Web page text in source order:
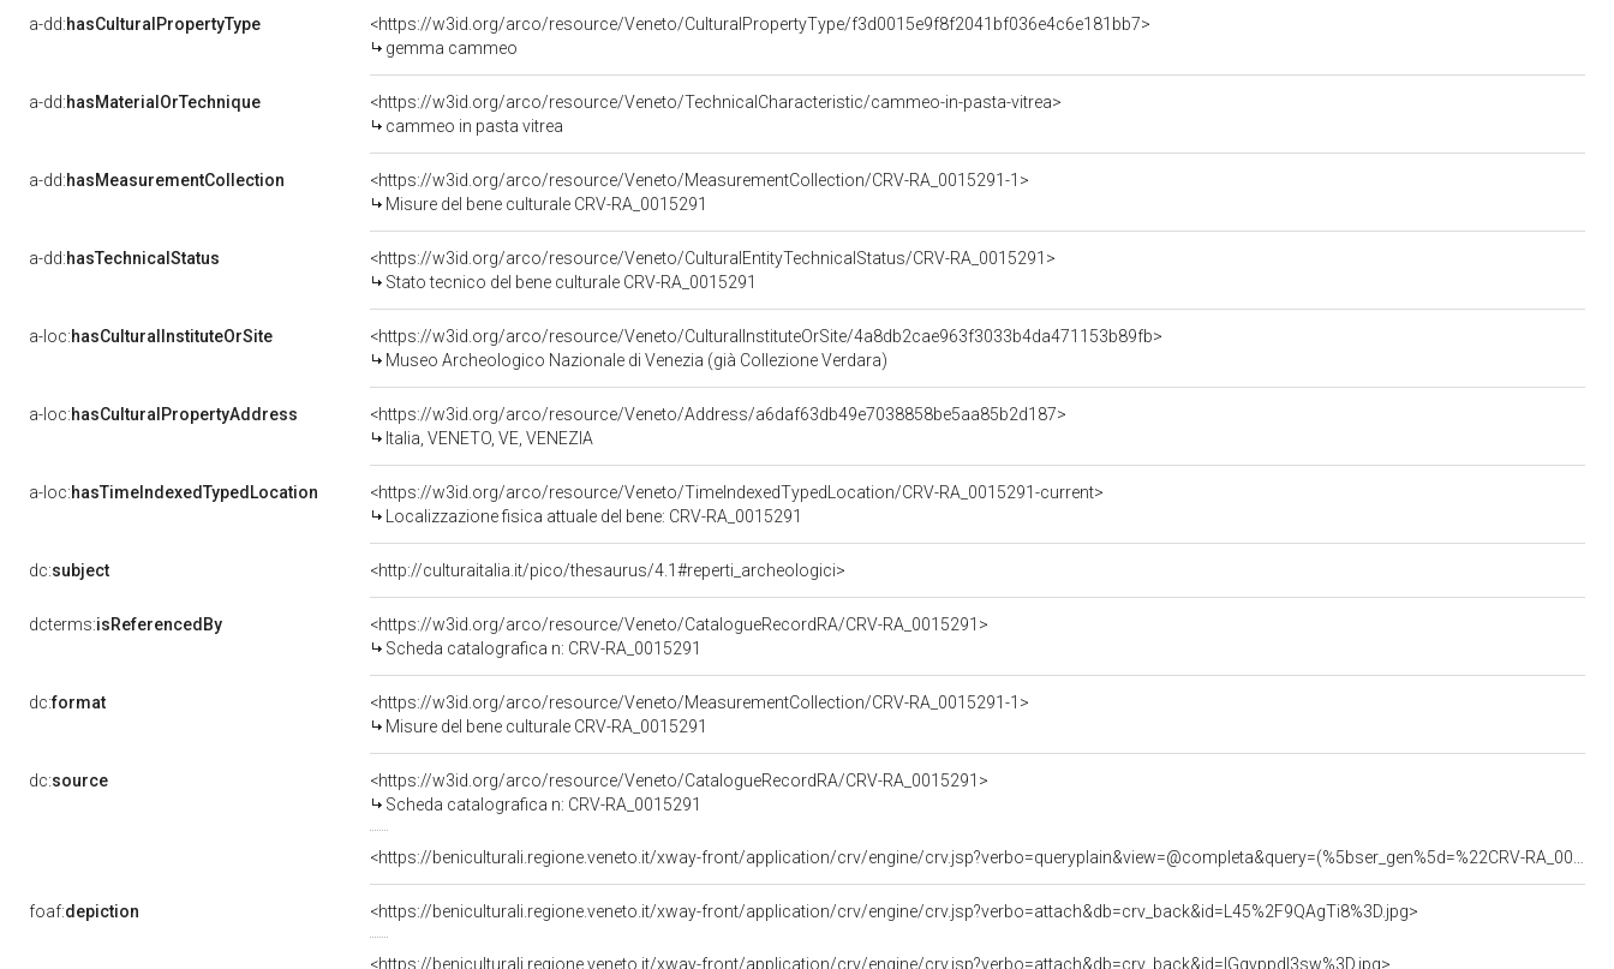
a-dd:hasCulturalPropertyType
<https://w3id.org/arco/resource/Veneto/CulturalPropertyType/f3d0015e9f8f2041bf036e4c6e181bb7>
gemma cammeo
a-dd:hasMaterialOrTechnique
<https://w3id.org/arco/resource/Veneto/TechnicalCharacteristic/cammeo-in-pasta-vitrea>
cammeo in pasta vitrea
a-dd:hasMeasurementCollection
<https://w3id.org/arco/resource/Veneto/MeasurementCollection/CRV-RA_0015291-1>
Misure del bene culturale CRV-RA_0015291
a-dd:hasTechnicalStatus
<https://w3id.org/arco/resource/Veneto/CulturalEntityTechnicalStatus/CRV-RA_0015291>
Stato tecnico del bene culturale CRV-RA_0015291
a-loc:hasCulturalInstituteOrSite
<https://w3id.org/arco/resource/Veneto/CulturalInstituteOrSite/4a8db2cae963f3033b4da471153b89fb>
Museo Archeologico Nazionale di Venezia (già Collezione Verdara)
a-loc:hasCulturalPropertyAddress
<https://w3id.org/arco/resource/Veneto/Address/a6daf63db49e7038858be5aa85b2d187>
Italia, VENETO, VE, VENEZIA
a-loc:hasTimeIndexedTypedLocation
<https://w3id.org/arco/resource/Veneto/TimeIndexedTypedLocation/CRV-RA_0015291-current>
Localizzazione fisica attuale del bene: CRV-RA_0015291
dc:subject <http://culturaitalia.it/pico/thesaurus/4.1#reperti_archeologici>
dcterms:isReferencedBy
<https://w3id.org/arco/resource/Veneto/CatalogueRecordRA/CRV-RA_0015291>
Scheda catalografica n: CRV-RA_0015291
dc:format
<https://w3id.org/arco/resource/Veneto/MeasurementCollection/CRV-RA_0015291-1>
Misure del bene culturale CRV-RA_0015291
dc:source
<https://w3id.org/arco/resource/Veneto/CatalogueRecordRA/CRV-RA_0015291>
Scheda catalografica n: CRV-RA_0015291
foaf:depiction <https://beniculturali.regione.veneto.it/xway-front/application/crv/engine/crv.jsp?verbo=attach&db=crv_back&id=L45%2F9QAgTi8%3D.jpg>
<https://beniculturali.regione.veneto.it/xway-front/application/crv/engine/crv.jsp?verbo=attach&db=crv_back&id=lGqvppdl3sw%3D.jpg>